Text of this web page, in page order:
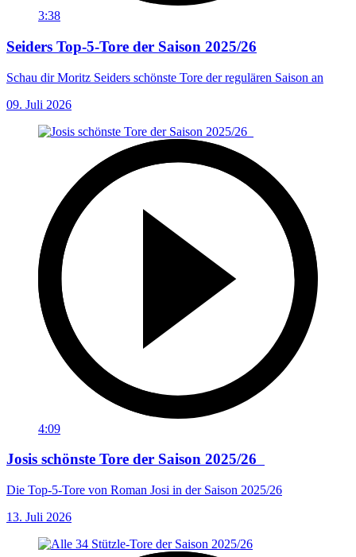
3:38
Seiders Top-5-Tore der Saison 2025/26
Schau dir Moritz Seiders schönste Tore der regulären Saison an
09. Juli 2026
4:09
Josis schönste Tore der Saison 2025/26
Die Top-5-Tore von Roman Josi in der Saison 2025/26
13. Juli 2026